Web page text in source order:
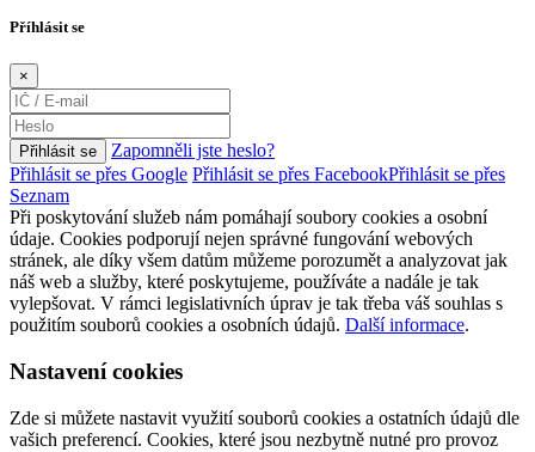
Příhlásit se
×
Přihlásit se
Zapomněli jste heslo?
Přihlásit se přes Google Přihlásit se přes FacebookPřihlásit se přes
Seznam
Při poskytování služeb nám pomáhají soubory cookies a osobní
údaje. Cookies podporují nejen správné fungování webových
stránek, ale díky všem datům můžeme porozumět a analyzovat jak
náš web a služby, které poskytujeme, používáte a nadále je tak
vylepšovat. V rámci legislativních úprav je tak třeba váš souhlas s
použitím souborů cookies a osobních údajů. Další informace.
Nastavení cookies
Zde si můžete nastavit využití souborů cookies a ostatních údajů dle
vašich preferencí. Cookies, které jsou nezbytně nutné pro provoz